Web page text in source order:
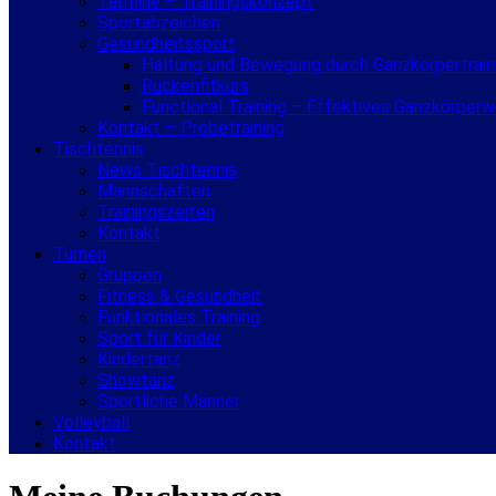
Sportabzeichen
Gesundheitssport
Haltung und Bewegung durch
Rückenfitkurs
Functional Training – Effektives
Kontakt – Probetraining
Tischtennis
News Tischtennis
Mannschaften
Trainingszeiten
Kontakt
Turnen
Gruppen
Fitness & Gesundheit
Funktionales Training
Sport für Kinder
Kindertanz
Showtanz
Sportliche Männer
Volleyball
Kontakt